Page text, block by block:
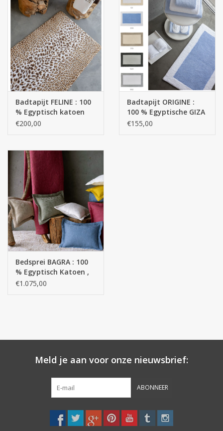
Badtapijt FELINE : 100
% Egyptisch katoen
GIZA lange draad /
€200,00
Badtapijt ORIGINE :
100 % Egyptische GIZA
katoen lange draden -
€155,00
Bedsprei BAGRA : 100
% Egyptisch Katoen ,
extra lange draad -
€1.075,00
Meld je aan voor onze nieuwsbrief:
ABONNEER